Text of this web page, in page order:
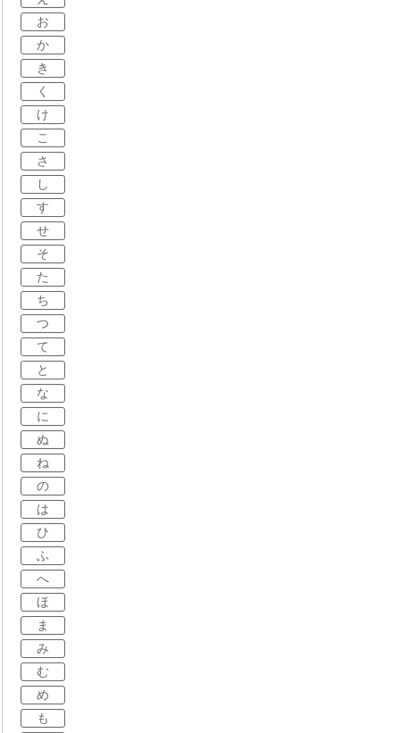
お
か
き
く
け
こ
さ
し
す
せ
そ
た
ち
つ
て
と
な
に
ぬ
ね
の
は
ひ
ふ
へ
ほ
ま
み
む
め
も